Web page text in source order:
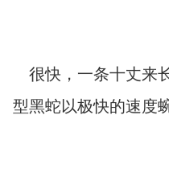
很快，一条十丈来
型黑蛇以极快的速度